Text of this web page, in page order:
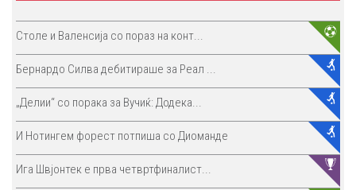
Столе и Валенсија со пораз на конт...
Бернардо Силва дебитираше за Реал ...
„Делии“ со порака за Вучиќ: Додека...
И Нотингем форест потпиша со Диоманде
Ига Швјонтек е прва четвртфиналист...